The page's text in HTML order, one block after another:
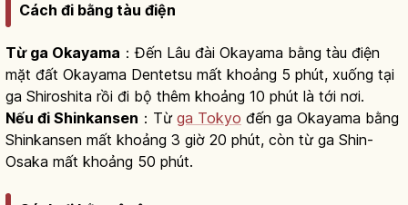
Cách đi bằng tàu điện
Từ ga Okayama ：Đến Lâu đài Okayama bằng tàu điện
mặt đất Okayama Dentetsu mất khoảng 5 phút, xuống tại
ga Shiroshita rồi đi bộ thêm khoảng 10 phút là tới nơi.
Nếu đi Shinkansen ：Từ ga Tokyo đến ga Okayama bằng
Shinkansen mất khoảng 3 giờ 20 phút, còn từ ga Shin-
Osaka mất khoảng 50 phút.